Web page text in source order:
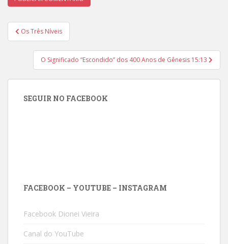
Navegação
de
Os Três Níveis
O Significado “Escondido” dos 400 Anos de Gênesis 15:13
SEGUIR NO FACEBOOK
FACEBOOK – YOUTUBE – INSTAGRAM
Facebook Dionei Vieira
Canal do YouTube